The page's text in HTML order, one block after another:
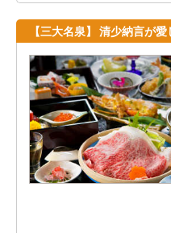
【三大名泉】 清少納言が